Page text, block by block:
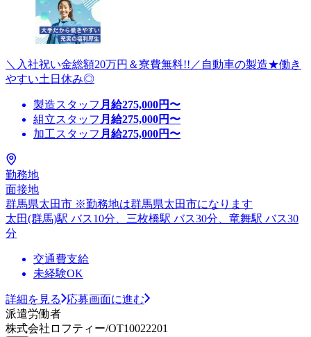
＼入社祝い金総額20万円＆寮費無料!!／自動車の製造★働き
やすい土日休み◎
製造スタッフ 月給275,000円〜
組立スタッフ 月給275,000円〜
加工スタッフ 月給275,000円〜
勤務地
面接地
群馬県太田市 ※勤務地は群馬県太田市になります
太田(群馬)駅 バス10分、三枚橋駅 バス30分、竜舞駅 バス30
分
交通費支給
未経験OK
詳細を見る
応募画面に進む
派遣労働者
株式会社ロフティー/OT10022201